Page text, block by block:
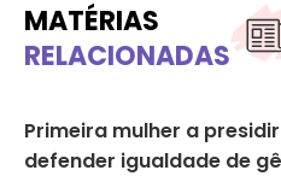
MATÉRIAS
RELACIONADAS
Primeira mulher a
defender igualdade de